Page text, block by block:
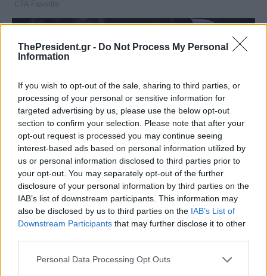
ThePresident.gr - Do Not Process My Personal
Information
If you wish to opt-out of the sale, sharing to third parties, or
processing of your personal or sensitive information for
targeted advertising by us, please use the below opt-out
section to confirm your selection. Please note that after your
opt-out request is processed you may continue seeing
interest-based ads based on personal information utilized by
us or personal information disclosed to third parties prior to
your opt-out. You may separately opt-out of the further
disclosure of your personal information by third parties on the
IAB’s list of downstream participants. This information may
also be disclosed by us to third parties on the IAB’s List of
Downstream Participants that may further disclose it to other
Personal Data Processing Opt Outs